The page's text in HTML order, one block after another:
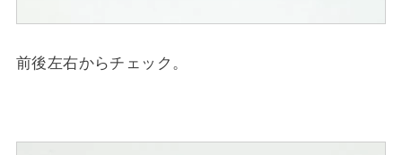
前後左右からチェック。